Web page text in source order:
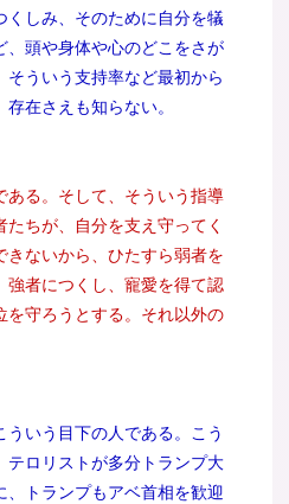
くしみ、そのために自分を犠
、頭や身体や心のどこをさが
そういう支持率など最初から
在さえも知らない。
ある。そして、そういう指導
ちが、自分を支え守ってく
きないから、ひたすら弱者を
強者につくし、寵愛を得て認
を守ろうとする。それ以外の
ういう目下の人である。こう
テロリストが多分トランプ大
、トランプもアベ首相を歓迎